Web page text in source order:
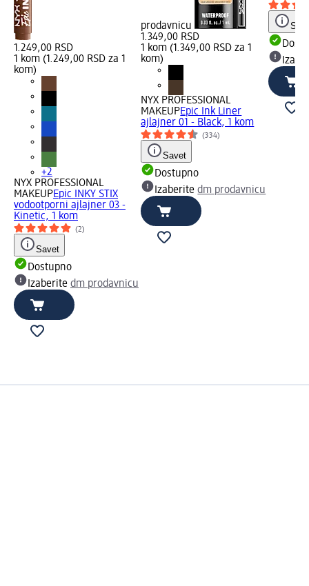
1.249,00 RSD
1 kom (1.249,00 RSD za 1
kom)
+2
NYX PROFESSIONAL
MAKEUPEpic INKY STIX
vodootporni ajlajner 03 -
Kinetic, 1 kom
(2)
Savet
Dostupno
Izaberite dm prodavnicu
prodavnicu
1.349,00 RSD
1 kom (1.349,00 RSD za 1
kom)
NYX PROFESSIONAL
MAKEUPEpic Ink Liner
ajlajner 01 - Black, 1 kom
(334)
Savet
Dostupno
Izaberitedm prodavnicu